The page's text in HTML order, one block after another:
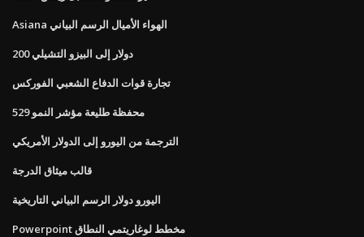
Asiana الهواء الأميال الرسم البياني
200 دولار إلى البيزو التشيلي
تجارة قوات الدفاع الشعبي الفوركس
محفظة طليعة مؤشر النمو 529
الترجمة من اليورو إلى الدولار الأمريكي
قالب ميثاق الدرجة
اليورو دولار الرسم البياني التاريخية
Powerpoint مخطط لوغاريتمي النطاق